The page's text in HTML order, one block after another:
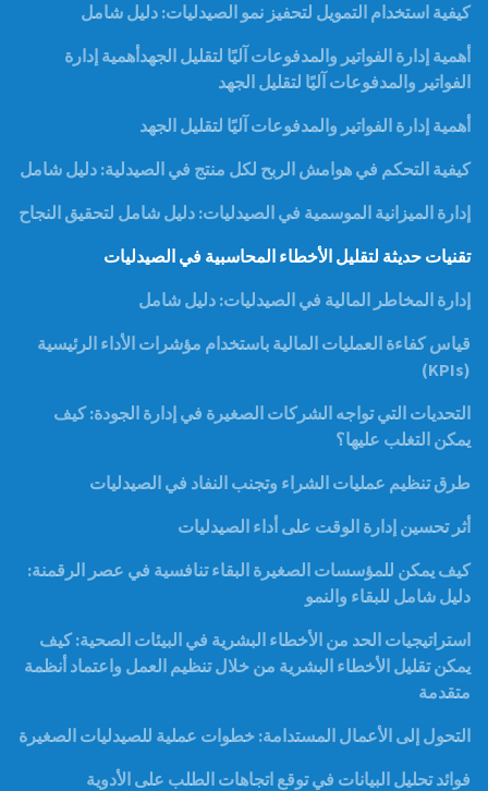
كيفية استخدام التمويل لتحفيز نمو الصيدليات: دليل شامل
أهمية إدارة الفواتير والمدفوعات آليًا لتقليل الجهدأهمية إدارة
الفواتير والمدفوعات آليًا لتقليل الجهد
أهمية إدارة الفواتير والمدفوعات آليًا لتقليل الجهد
كيفية التحكم في هوامش الربح لكل منتج في الصيدلية: دليل شامل
إدارة الميزانية الموسمية في الصيدليات: دليل شامل لتحقيق النجاح
تقنيات حديثة لتقليل الأخطاء المحاسبية في الصيدليات
إدارة المخاطر المالية في الصيدليات: دليل شامل
قياس كفاءة العمليات المالية باستخدام مؤشرات الأداء الرئيسية
(KPIs)
التحديات التي تواجه الشركات الصغيرة في إدارة الجودة: كيف
يمكن التغلب عليها؟
طرق تنظيم عمليات الشراء وتجنب النفاد في الصيدليات
أثر تحسين إدارة الوقت على أداء الصيدليات
كيف يمكن للمؤسسات الصغيرة البقاء تنافسية في عصر الرقمنة:
دليل شامل للبقاء والنمو
استراتيجيات الحد من الأخطاء البشرية في البيئات الصحية: كيف
يمكن تقليل الأخطاء البشرية من خلال تنظيم العمل واعتماد أنظمة
متقدمة
التحول إلى الأعمال المستدامة: خطوات عملية للصيدليات الصغيرة
فوائد تحليل البيانات في توقع اتجاهات الطلب على الأدوية